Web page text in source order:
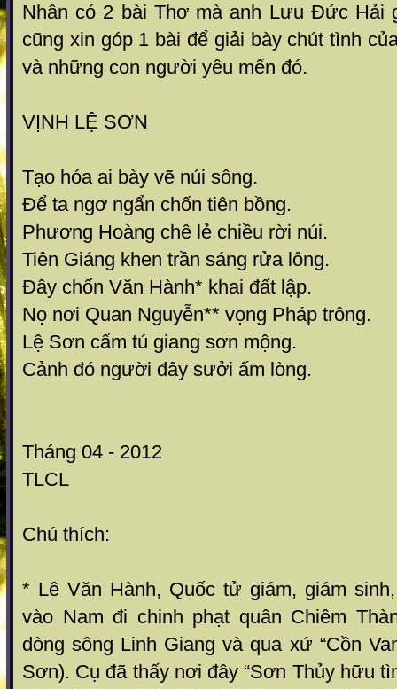
Nhân có 2 bài Thơ mà anh Lưu Đức Hải
cũng xin góp 1 bài để giải bày chút tình
và những con người yêu mến đó.
VỊNH LỆ SƠN
Tạo hóa ai bày vẽ núi sông.
Để ta ngơ ngẩn chốn tiên bồng.
Phương Hoàng chê lẻ chiều rời núi.
Tiên Giáng khen trần sáng rửa lông.
Đây chốn Văn Hành* khai đất lập.
Nọ nơi Quan Nguyễn** vọng Pháp trông.
Lệ Sơn cẩm tú giang sơn mộng.
Cảnh đó người đây sưởi ấm lòng.
Tháng 04 - 2012
TLCL
Chú thích:
* Lê Văn Hành, Quốc tử giám, giám
vào Nam đi chinh phạt quân Chiêm
dòng sông Linh Giang và qua xứ “Cồn
Sơn). Cụ đã thấy nơi đây “Sơn Thủy hữu